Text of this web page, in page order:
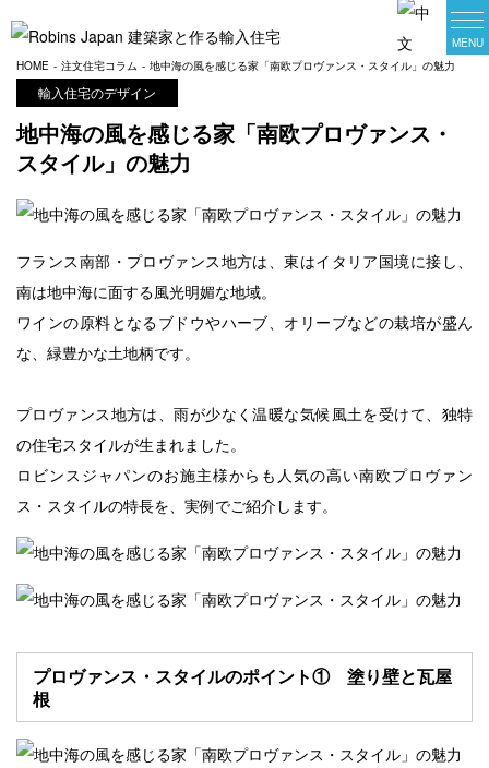
HOME 注文住宅コラム 地中海の風を感じる家「南欧プロヴァンス・スタイル」の魅力
輸入住宅のデザイン
地中海の風を感じる家「南欧プロヴァンス・
スタイル」の魅力
フランス南部・プロヴァンス地方は、東はイタリア国境に接し、
南は地中海に面する風光明媚な地域。
ワインの原料となるブドウやハーブ、オリーブなどの栽培が盛ん
な、緑豊かな土地柄です。
プロヴァンス地方は、雨が少なく温暖な気候風土を受けて、独特
の住宅スタイルが生まれました。
ロビンスジャパンのお施主様からも人気の高い南欧プロヴァン
ス・スタイルの特長を、実例でご紹介します。
プロヴァンス・スタイルのポイント① 塗り壁と瓦屋
根
家づくりの相談 オンライン相談会
ロビンスジャパンについて
輸入住宅建築実例一覧
プラン集一覧
お近くのスタジオ
商品ラインナップ一覧
女性スタッフとつくる家
地域別建築実例
コラム一覧
輸入住宅建築用語集
SDGsへの取り組み